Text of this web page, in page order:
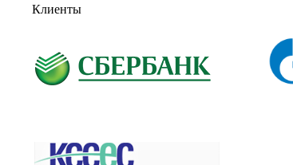
Клиенты